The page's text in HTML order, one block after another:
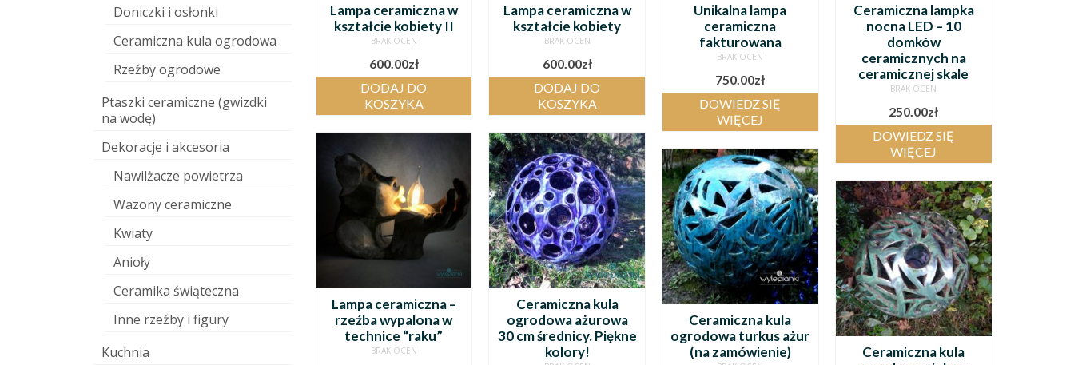
Lampa ceramiczna w
kształcie kobiety II
BRAK OCEN
600.00zł
DODAJ DO
KOSZYKA
Lampa ceramiczna w
kształcie kobiety
BRAK OCEN
600.00zł
DODAJ DO
KOSZYKA
Unikalna lampa
ceramiczna
fakturowana
BRAK OCEN
750.00zł
DOWIEDZ SIĘ
WIĘCEJ
Ceramiczna lampka
nocna LED – 10
domków
ceramicznych na
ceramicznej skale
BRAK OCEN
250.00zł
DOWIEDZ SIĘ
WIĘCEJ
Lampa ceramiczna –
rzeźba wypalona w
technice “raku”
BRAK OCEN
Ceramiczna kula
ogrodowa ażurowa
30 cm średnicy. Piękne
kolory!
Ceramiczna kula
ogrodowa turkus ażur
(na zamówienie)
Ceramiczna kula
Doniczki i osłonki
Ceramiczna kula ogrodowa
Rzeźby ogrodowe
Ptaszki ceramiczne (gwizdki
na wodę)
Dekoracje i akcesoria
Nawilżacze powietrza
Wazony ceramiczne
Kwiaty
Anioły
Ceramika świąteczna
Inne rzeźby i figury
Kuchnia